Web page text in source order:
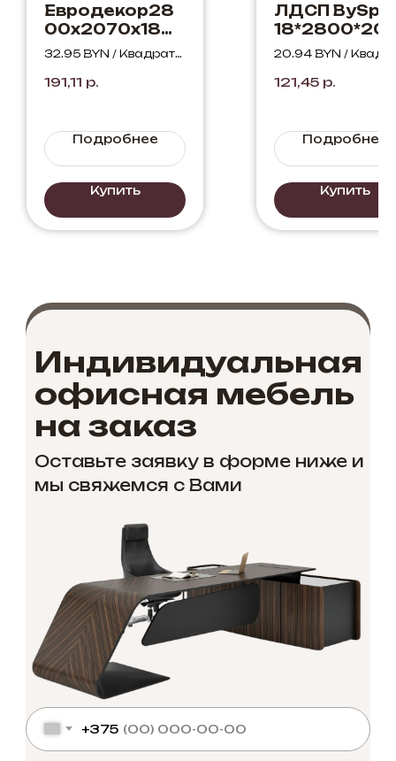
Евродекор28
00х2070х18
Карри жёлтый
32.95 BYN / Квадратн
191,11 р.
Подробнее
Купить
ЛДСП
Античная
20.94 BYN /
121,45 р.
Подробнее
Купить
Оставьте заявку в форме ниже и
мы свяжемся с Вами
+375
Индивидуальная
офисная мебель
на заказ